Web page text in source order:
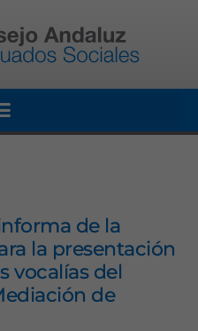
de la
la presentación
vocalías del
de